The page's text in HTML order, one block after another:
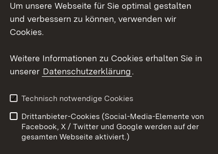
Social Wall
Youtube
Kontakt
Datenschutz
Barrierefreiheit
Impressum Cookies
Um unsere Webseite für Sie optimal gestalten
und verbessern zu können, verwenden wir
Cookies.
Weitere Informationen zu Cookies erhalten Sie in
unserer Datenschutzerklärung.
Technisch notwendige Cookies
Drittanbieter-Cookies (Social-Media-Elemente von
Facebook, X / Twitter und Google werden auf der
gesamten Webseite aktiviert.)